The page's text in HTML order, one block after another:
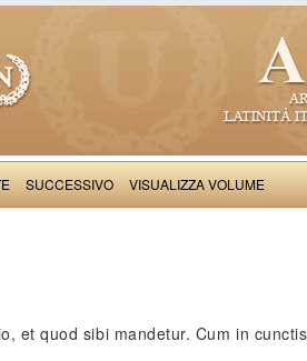
SUCCESSIVO VISUALIZZA VOLUME
et quod sibi mandetur. Cum in